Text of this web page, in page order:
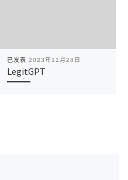
已发表 2023年11月28日
LegitGPT